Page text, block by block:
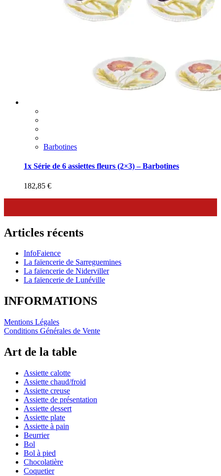
Barbotines
1x Série de 6 assiettes fleurs (2×3) – Barbotines
182,85 €
Articles récents
InfoFaience
La faïencerie de Sarreguemines
La faïencerie de Niderviller
La faïencerie de Lunéville
INFORMATIONS
Mentions Légales
Conditions Générales de Vente
Art de la table
Assiette calotte
Assiette chaud/froid
Assiette creuse
Assiette de présentation
Assiette dessert
Assiette plate
Assiette à pain
Beurrier
Bol
Bol à pied
Chocolatière
Coquetier